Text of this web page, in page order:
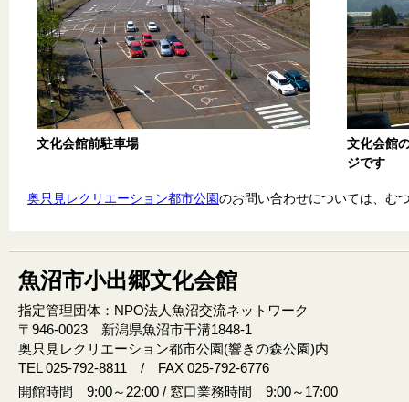
文化会館前駐車場
文化会館
ジです
奥只見レクリエーション都市公園のお問い合わせについては、む
魚沼市小出郷文化会館
指定管理団体：NPO法人魚沼交流ネットワーク
〒946‐0023 新潟県魚沼市干溝1848‐1
奥只見レクリエーション都市公園(響きの森公園)内
TEL 025-792-8811 / FAX 025-792-6776
開館時間 9:00～22:00 / 窓口業務時間 9:00～17:00